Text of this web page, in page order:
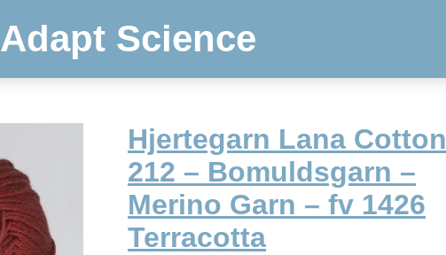
Adapt Science
Hjertegarn Lana Cotton
212 – Bomuldsgarn –
Merino Garn – fv 1426
Terracotta